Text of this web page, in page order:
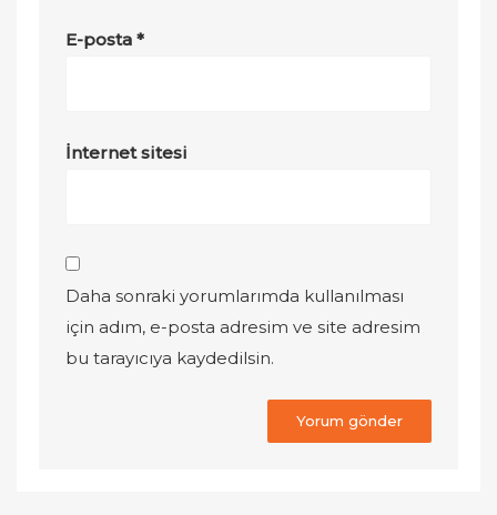
E-posta*
İnternet sitesi
Daha sonraki yorumlarımda kullanılması
için adım, e-posta adresim ve site adresim
bu tarayıcıya kaydedilsin.